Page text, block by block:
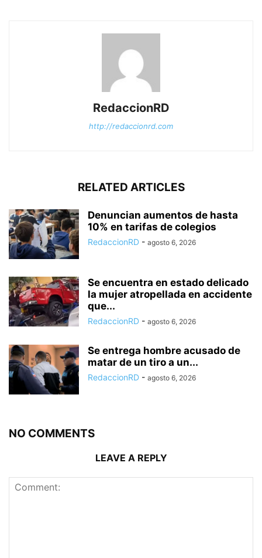
RedaccionRD
http://redaccionrd.com
RELATED ARTICLES
Denuncian aumentos de hasta
10% en tarifas de colegios
RedaccionRD - agosto 6, 2026
Se encuentra en estado delicado
la mujer atropellada en accidente
que...
RedaccionRD - agosto 6, 2026
Se entrega hombre acusado de
matar de un tiro a un...
RedaccionRD - agosto 6, 2026
NO COMMENTS
LEAVE A REPLY